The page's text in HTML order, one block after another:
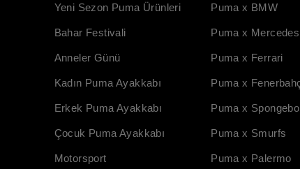
Yeni Sezon Puma Ürünleri
Bahar Festivali
Anneler Günü
Kadın Puma Ayakkabı
Erkek Puma Ayakkabı
Çocuk Puma Ayakkabı
Motorsport
Puma x BMW
Puma x Mercedes
Puma x Ferrari
Puma x
Puma x
Puma x Smurfs
Puma x Palermo